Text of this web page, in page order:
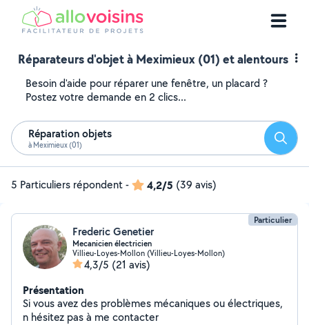
Réparateurs d'objet à Meximieux (01) et alentours
Besoin d'aide pour réparer une fenêtre, un placard ?
Postez votre demande en 2 clics...
Réparation objets
à Meximieux (01)
5 Particuliers répondent- 4,2/5 (39 avis)
Particulier
Frederic Genetier
Mecanicien électricien
Villieu-Loyes-Mollon (Villieu-Loyes-Mollon)
4,3/5 (21 avis)
Présentation
Si vous avez des problèmes mécaniques ou électriques,
n hésitez pas à me contacter